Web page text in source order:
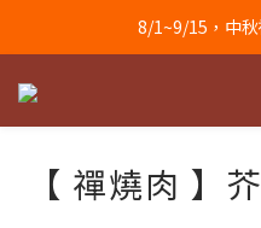
8/1~9/15，中
【 禪燒肉 】